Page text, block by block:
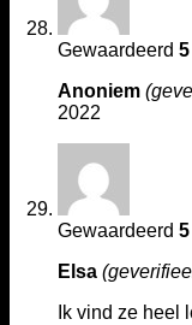
Gewaardeerd 5
Anoniem
2022
Gewaardeerd 5
Elsa
Ik vind ze heel